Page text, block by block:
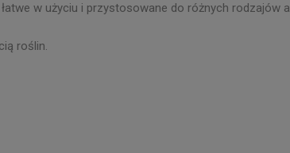
w użyciu i przystosowane do różnych rodzajów
roślin.